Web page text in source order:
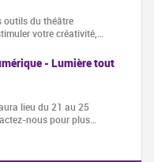
outils du théâtre
votre créativité,…
- Lumière tout
lieu du 21 au 25
nous pour plus…